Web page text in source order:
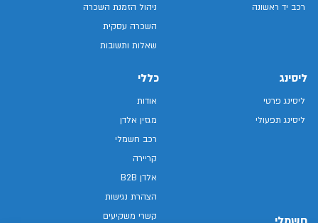
רכב יד ראשונה
ניהול הזמנת השכרה
השכרה עסקית
שאלות ותשובות
ליסינג
ליסינג פרטי
ליסינג תפעולי
כללי
אודות
מגזין אלדן
רכב חשמלי
קריירה
אלדן B2B
הצהרת נגישות
קשרי משקיעים